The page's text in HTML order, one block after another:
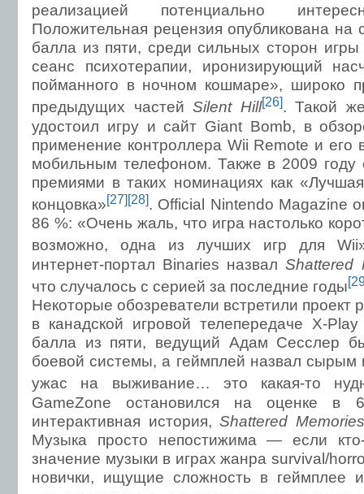
реализацией потенциально
Положительная рецензия опубликована
балла из пяти, среди сильных сторон
сеанс психотерапии, иронизирующий
пойманного в ночном кошмаре», широко
предыдущих частейSilent Hill[26]. Такой
удостоил игру и сайт Giant Bomb, в
применение контроллера Wii Remote и его
мобильным телефоном. Также в 2009 году
премиями в таких номинациях как
концовка»[27][28]. Official Nintendo Magazine
86 %: «Очень жаль, что игра настолько
возможно, одна из лучших игр для
интернет-портал Binaries назвалShattered
что случалось с серией за последние годы
Некоторые обозреватели встретили проект
в канадской игровой телепередаче X-
балла из пяти, ведущий Адам Сесслер
боевой системы, а геймплей назвал
ужас на выживание… это какая-то
GameZone остановился на оценке
интерактивная история, Shattered Memories
Музыка просто непостижима — если
значение музыки в играх жанра survival/
новички, ищущие сложность в геймплее